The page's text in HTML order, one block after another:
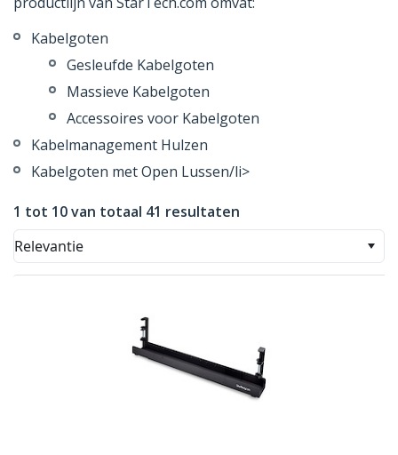
Kabelgoten
Gesleufde Kabelgoten
Massieve Kabelgoten
Accessoires voor Kabelgoten
Kabelmanagement Hulzen
Kabelgoten met Open Lussen/li>
1 tot 10 van totaal 41 resultaten
Relevantie